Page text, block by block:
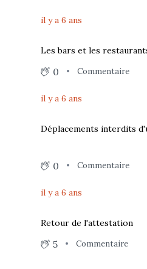
il y a 6 ans
Les bars et les
0 Commentaire
il y a 6 ans
Déplacements interdits
0 Commentaire
il y a 6 ans
Retour de l'attestation
5 Commentaire